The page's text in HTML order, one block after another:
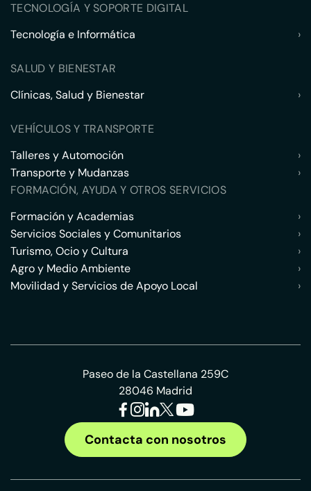
TECNOLOGÍA Y SOPORTE DIGITAL
Tecnología e Informática
›
SALUD Y BIENESTAR
Clínicas, Salud y Bienestar
›
VEHÍCULOS Y TRANSPORTE
Talleres y Automoción
›
Transporte y Mudanzas
›
FORMACIÓN, AYUDA Y OTROS SERVICIOS
Formación y Academias
›
Servicios Sociales y Comunitarios
›
Turismo, Ocio y Cultura
›
Agro y Medio Ambiente
›
Movilidad y Servicios de Apoyo Local
›
Paseo de la Castellana 259C
28046 Madrid
Contacta con nosotros